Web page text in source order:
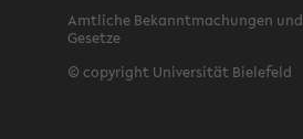
Amtliche Bekanntmachungen und
Gesetze
© copyright Universität Bielefeld